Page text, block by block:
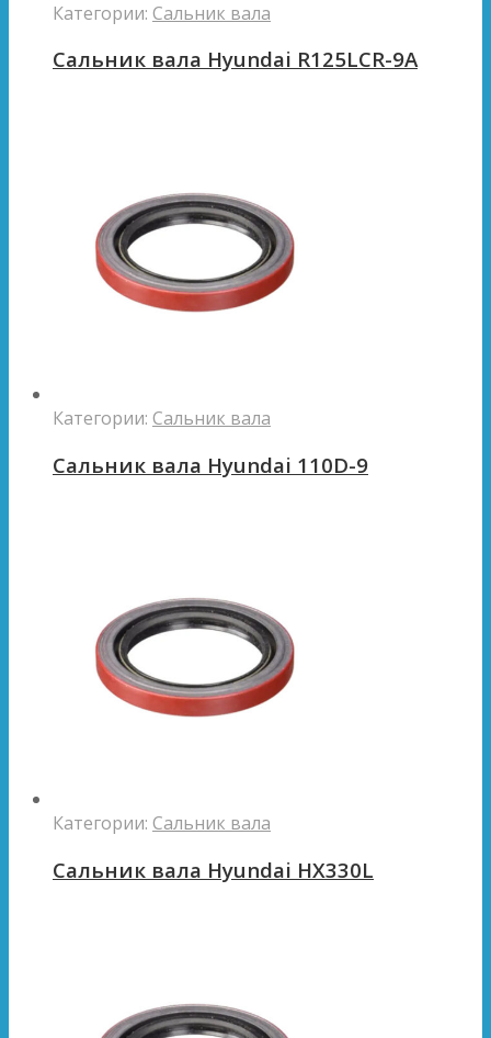
Категории: Сальник вала
Сальник вала Hyundai R125LCR-9A
Категории: Сальник вала
Сальник вала Hyundai 110D-9
Категории: Сальник вала
Сальник вала Hyundai HX330L